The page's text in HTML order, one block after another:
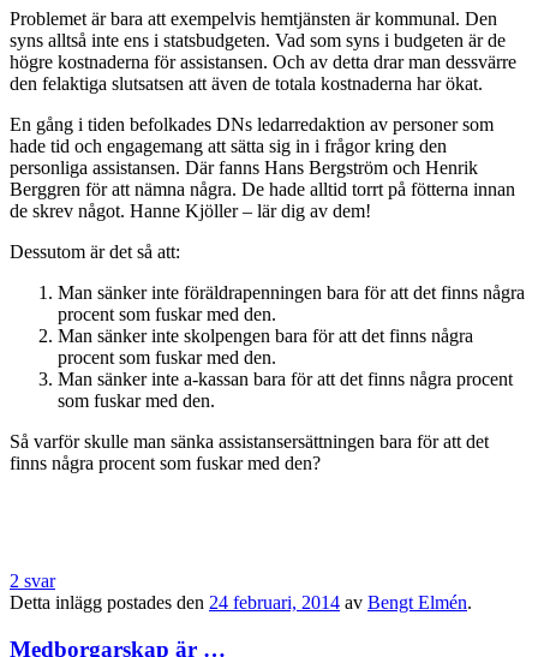
Problemet är bara att exempelvis hemtjänsten är kommunal. Den
syns alltså inte ens i statsbudgeten. Vad som syns i budgeten är de
högre kostnaderna för assistansen. Och av detta drar man dessvärre
den felaktiga slutsatsen att även de totala kostnaderna har ökat.
En gång i tiden befolkades DNs ledarredaktion av personer som
hade tid och engagemang att sätta sig in i frågor kring den
personliga assistansen. Där fanns Hans Bergström och Henrik
Berggren för att nämna några. De hade alltid torrt på fötterna innan
de skrev något. Hanne Kjöller – lär dig av dem!
Dessutom är det så att:
Man sänker inte föräldrapenningen bara för att det finns några
procent som fuskar med den.
Man sänker inte skolpengen bara för att det finns några
procent som fuskar med den.
Man sänker inte a-kassan bara för att det finns några procent
som fuskar med den.
Så varför skulle man sänka assistansersättningen bara för att det
finns några procent som fuskar med den?
2 svar
Detta inlägg postades den 24 februari, 2014 av Bengt Elmén.
Medborgarskap är …